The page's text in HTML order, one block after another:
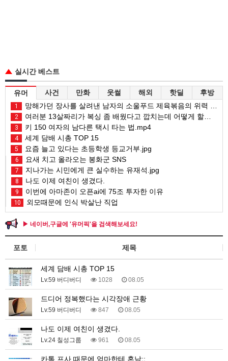
실시간 베스트
유머 사건 만화 웃썰 해외 핫딜 후방
1 망해가던 장사를 살려낸 남자의 소울푸드 제육볶음의 위력 ㅋㅋ
2 여러분 13살짜리가 복싱 좀 배웠다고 깝치는데 어떻게 할까요?
3 키 150 여자의 남다른 택시 타는 법.mp4
4 세계 담배 시총 TOP 15
5 요즘 늘고 있다는 초등학생 등교거부.jpg
6 요새 치고 올라오는 봉화군 SNS
7 지나가는 시민에게 큰 실수하는 유재석.jpg
8 나도 이제 여친이 생겼다.
9 이번에 아마존이 오픈ai에 75조 투자한 이유
10 외모때문에 인식 박살난 직업
▶ 네이버,구글에 '유머픽'을 검색해보세요!
포토 제목
세계 담배 시총 TOP 15
Lv.59 버디버디 1028 08.05
드디어 정복했다는 시각장애 근황
Lv.59 버디버디 847 08.05
나도 이제 여친이 생겼다.
Lv.24 칠성그룹 961 08.05
카톡 프사 때문에 엄마한테 혼남;;